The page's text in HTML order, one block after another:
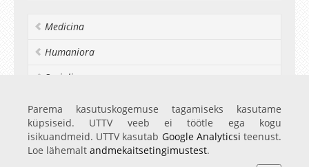
"Haridussüsteemi ratsionaalsus sõltub selle
juhtide tarkusest ning otsusekindlusest," sõnas
Hallik, rõhutamaks riigijuhtide rolli
arendamisel. Reedese debati arutelu raskuskese
eelarveväliste kohtade jaotusel ja kõrghariduse
rahvusvahelise mastaabi edendamisel. Lisaks
kajastatakse gümnaasiumiharidust ning noorte
osalust puudutavaid valupunkte. Debatis
osalesid Helmer Jõgi (Reformierakond), Vladimir
Medicina
Humaniora
Socialia
Realia et naturalia
Ülikoolist veel
Parema kasutuskogemuse tagamiseks kasutame
küpsiseid. UTTV veeb ei töötle ega kogu
isikuandmeid. UTTV kasutab Google Analyticsi teenust.
Loe lähemalt andmekaitsetingimustest.